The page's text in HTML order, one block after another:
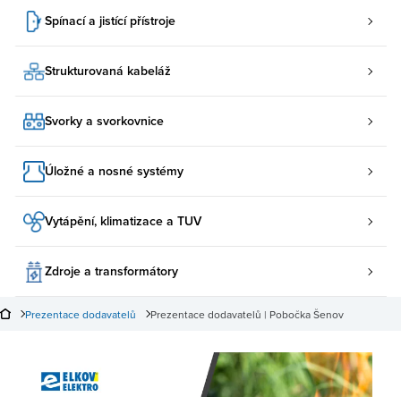
Spínací a jistící přístroje
Strukturovaná kabeláž
Svorky a svorkovnice
Úložné a nosné systémy
Vytápění, klimatizace a TUV
Zdroje a transformátory
Prezentace dodavatelů | Pobočka Šenov
Prezentace dodavatelů